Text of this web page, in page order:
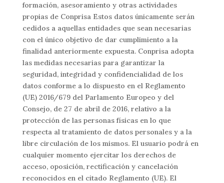
formación, asesoramiento y otras actividades
propias de Conprisa Estos datos únicamente serán
cedidos a aquellas entidades que sean necesarias
con el único objetivo de dar cumplimiento a la
finalidad anteriormente expuesta. Conprisa adopta
las medidas necesarias para garantizar la
seguridad, integridad y confidencialidad de los
datos conforme a lo dispuesto en el Reglamento
(UE) 2016/679 del Parlamento Europeo y del
Consejo, de 27 de abril de 2016, relativo a la
protección de las personas físicas en lo que
respecta al tratamiento de datos personales y a la
libre circulación de los mismos. El usuario podrá en
cualquier momento ejercitar los derechos de
acceso, oposición, rectificación y cancelación
reconocidos en el citado Reglamento (UE). El